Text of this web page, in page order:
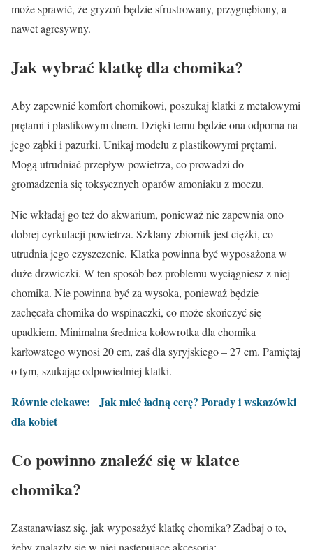
może sprawić, że gryzoń będzie sfrustrowany, przygnębiony, a
nawet agresywny.
Jak wybrać klatkę dla chomika?
Aby zapewnić komfort chomikowi, poszukaj klatki z metalowymi
prętami i plastikowym dnem. Dzięki temu będzie ona odporna na
jego ząbki i pazurki. Unikaj modelu z plastikowymi prętami.
Mogą utrudniać przepływ powietrza, co prowadzi do
gromadzenia się toksycznych oparów amoniaku z moczu.
Nie wkładaj go też do akwarium, ponieważ nie zapewnia ono
dobrej cyrkulacji powietrza. Szklany zbiornik jest ciężki, co
utrudnia jego czyszczenie. Klatka powinna być wyposażona w
duże drzwiczki. W ten sposób bez problemu wyciągniesz z niej
chomika. Nie powinna być za wysoka, ponieważ będzie
zachęcała chomika do wspinaczki, co może skończyć się
upadkiem. Minimalna średnica kołowrotka dla chomika
karłowatego wynosi 20 cm, zaś dla syryjskiego – 27 cm. Pamiętaj
o tym, szukając odpowiedniej klatki.
Równie ciekawe:
Jak mieć ładną cerę? Porady i wskazówki
dla kobiet
Co powinno znaleźć się w klatce
chomika?
Zastanawiasz się, jak wyposażyć klatkę chomika? Zadbaj o to,
żeby znalazły się w niej następujące akcesoria: